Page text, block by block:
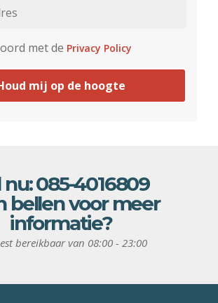
met de Privacy Policy
mij op de hoogte
nu:085-4016809
bellen voor meer
informatie?
bereikbaar van 08:00 - 23:00